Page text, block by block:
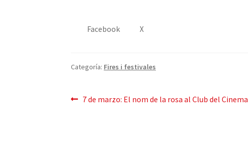
Facebook X
Categoría: Fires i festivales
Mensaje
Publicación
7 de marzo: El nom de la rosa al Club del Cinema